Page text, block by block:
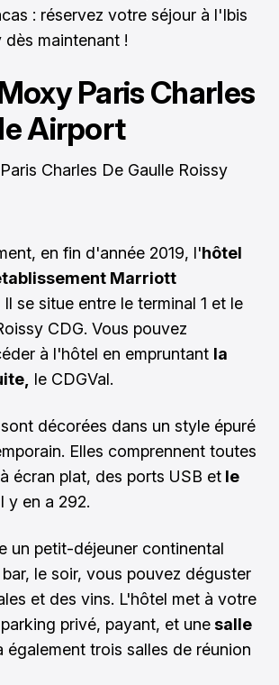
: réservez votre séjour à l'Ibis
dès maintenant !
Paris Charles
Airport
en fin d'année 2019, l'hôtel
Marriott
Il se situe entre le terminal 1 et le
CDG. Vous pouvez
à l'hôtel en empruntant la
le CDGVal.
décorées dans un style épuré
Elles comprennent toutes
écran plat, des ports USB et le
y en a 292.
un petit-déjeuner continental
le soir, vous pouvez déguster
et des vins. L'hôtel met à votre
privé, payant, et unesalle
également trois salles de réunion